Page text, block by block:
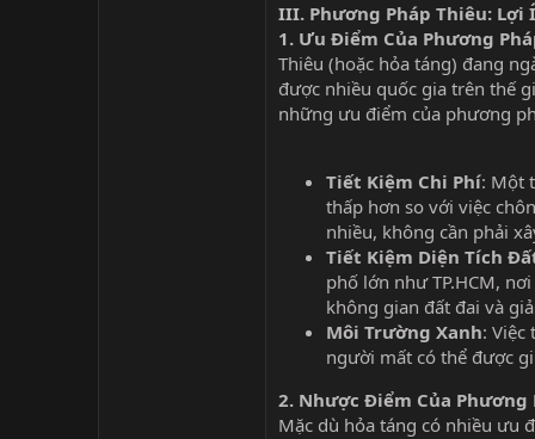
III. Phương Pháp Thiêu: Lợi
1. Ưu Điểm Của Phương
Thiêu (hoặc hỏa táng) đang
được nhiều quốc gia trên thế
những ưu điểm của phương
Tiết Kiệm Chi Phí: Một
thấp hơn so với việc
nhiều, không cần phải
Tiết Kiệm Diện Tích
phố lớn như TP.HCM,
không gian đất đai và
Môi Trường Xanh:
người mất có thể được
2. Nhược Điểm Của Phương
Mặc dù hỏa táng có nhiều ưu